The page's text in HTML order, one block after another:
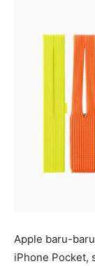
Apple baru-
iPhone Pocket,